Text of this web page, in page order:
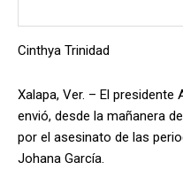
Cinthya Trinidad
Xalapa, Ver. – El presidente
envió, desde la mañanera
por el asesinato de las
Johana García.